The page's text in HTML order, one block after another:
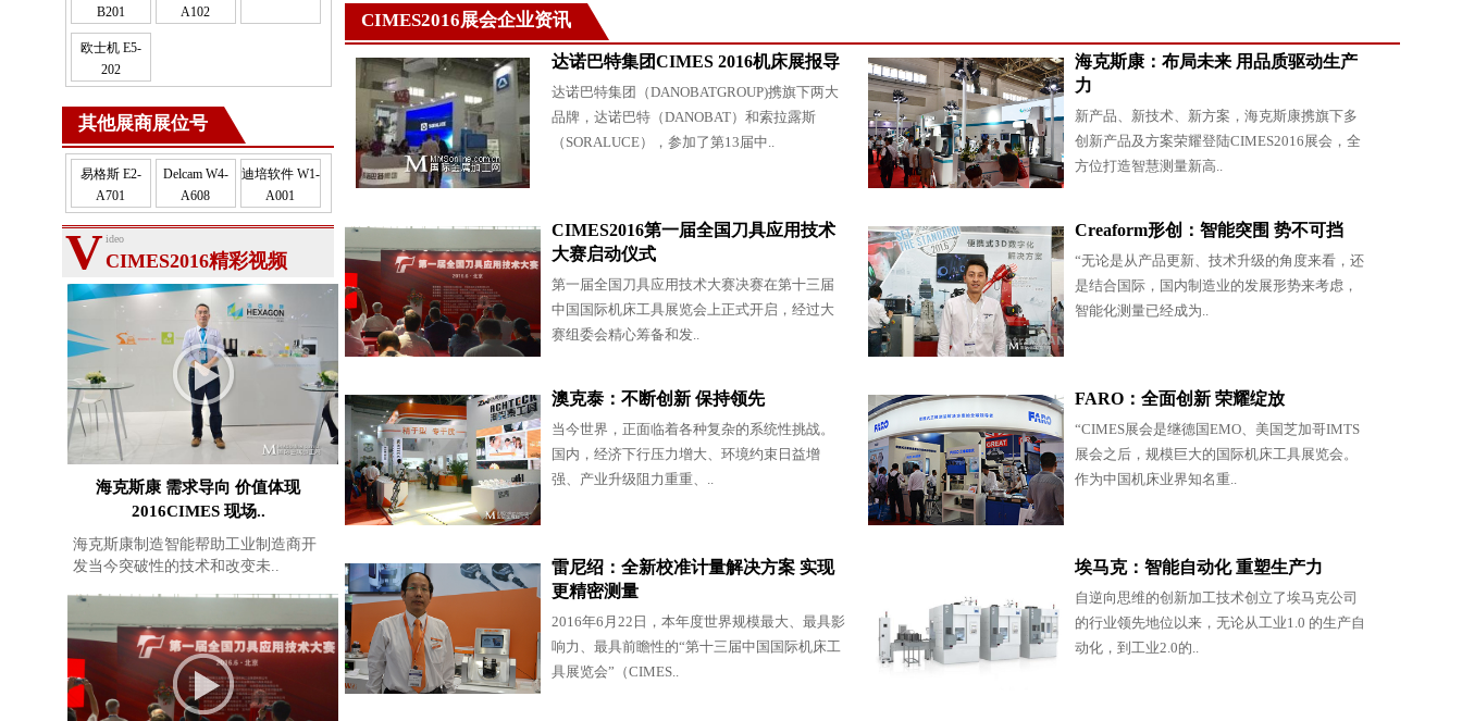
CIMES2016展会企业资讯
达诺巴特集团CIMES 2016机床展报导
达诺巴特集团（DANOBATGROUP)携旗下两大
品牌，达诺巴特（DANOBAT）和索拉露斯
（SORALUCE），参加了第13届中..
海克斯康：布局未来 用品质驱动生产
力
新产品、新技术、新方案，海克斯康携旗下多
创新产品及方案荣耀登陆CIMES2016展会，全
方位打造智慧测量新高..
CIMES2016第一届全国刀具应用技术
大赛启动仪式
第一届全国刀具应用技术大赛决赛在第十三届
中国国际机床工具展览会上正式开启，经过大
赛组委会精心筹备和发..
Creaform形创：智能突围 势不可挡
“无论是从产品更新、技术升级的角度来看，还
是结合国际，国内制造业的发展形势来考虑，
智能化测量已经成为..
澳克泰：不断创新 保持领先
当今世界，正面临着各种复杂的系统性挑战。
国内，经济下行压力增大、环境约束日益增
强、产业升级阻力重重、..
FARO：全面创新 荣耀绽放
“CIMES展会是继德国EMO、美国芝加哥IMTS
展会之后，规模巨大的国际机床工具展览会。
作为中国机床业界知名重..
雷尼绍：全新校准计量解决方案 实现
更精密测量
2016年6月22日，本年度世界规模最大、最具影
响力、最具前瞻性的“第十三届中国国际机床工
具展览会”（CIMES..
埃马克：智能自动化 重塑生产力
自逆向思维的创新加工技术创立了埃马克公司
的行业领先地位以来，无论从工业1.0 的生产自
动化，到工业2.0的..
B201
A102
欧士机 E5-
202
其他展商展位号
易格斯 E2-
A701
Delcam W4-
A608
迪培软件 W1-
A001
Video
CIMES2016精彩视频
海克斯康 需求导向 价值体现
2016CIMES 现场..
海克斯康制造智能帮助工业制造商开
发当今突破性的技术和改变未..